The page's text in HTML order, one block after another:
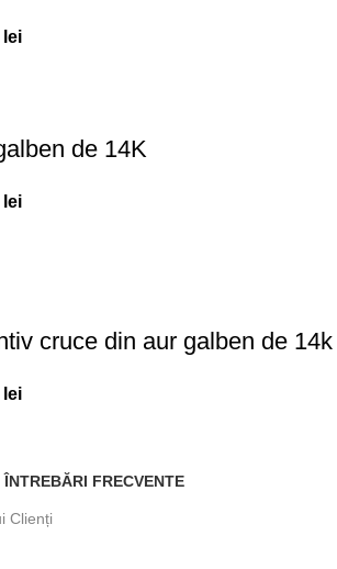
lei
de 14K
lei
cruce din aur galben de 14k
lei
FRECVENTE
Clienți